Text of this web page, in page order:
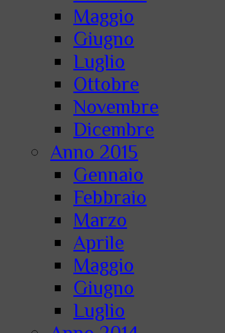
Maggio
Giugno
Luglio
Ottobre
Novembre
Dicembre
Anno 2015
Gennaio
Febbraio
Marzo
Aprile
Maggio
Giugno
Luglio